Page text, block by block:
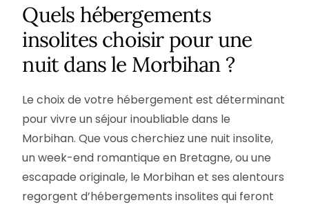
Quels hébergements
insolites choisir pour une
nuit dans le Morbihan ?
Le choix de votre hébergement est déterminant
pour vivre un séjour inoubliable dans le
Morbihan. Que vous cherchiez une nuit insolite,
un week-end romantique en Bretagne, ou une
escapade originale, le Morbihan et ses alentours
regorgent d’hébergements insolites qui feront